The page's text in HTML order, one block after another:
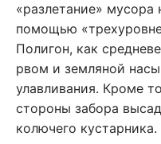
«разлетание» мусора
помощью
Полигон, как
рвом и земляной
улавливания. Кроме
стороны забора
колючего кустарника.